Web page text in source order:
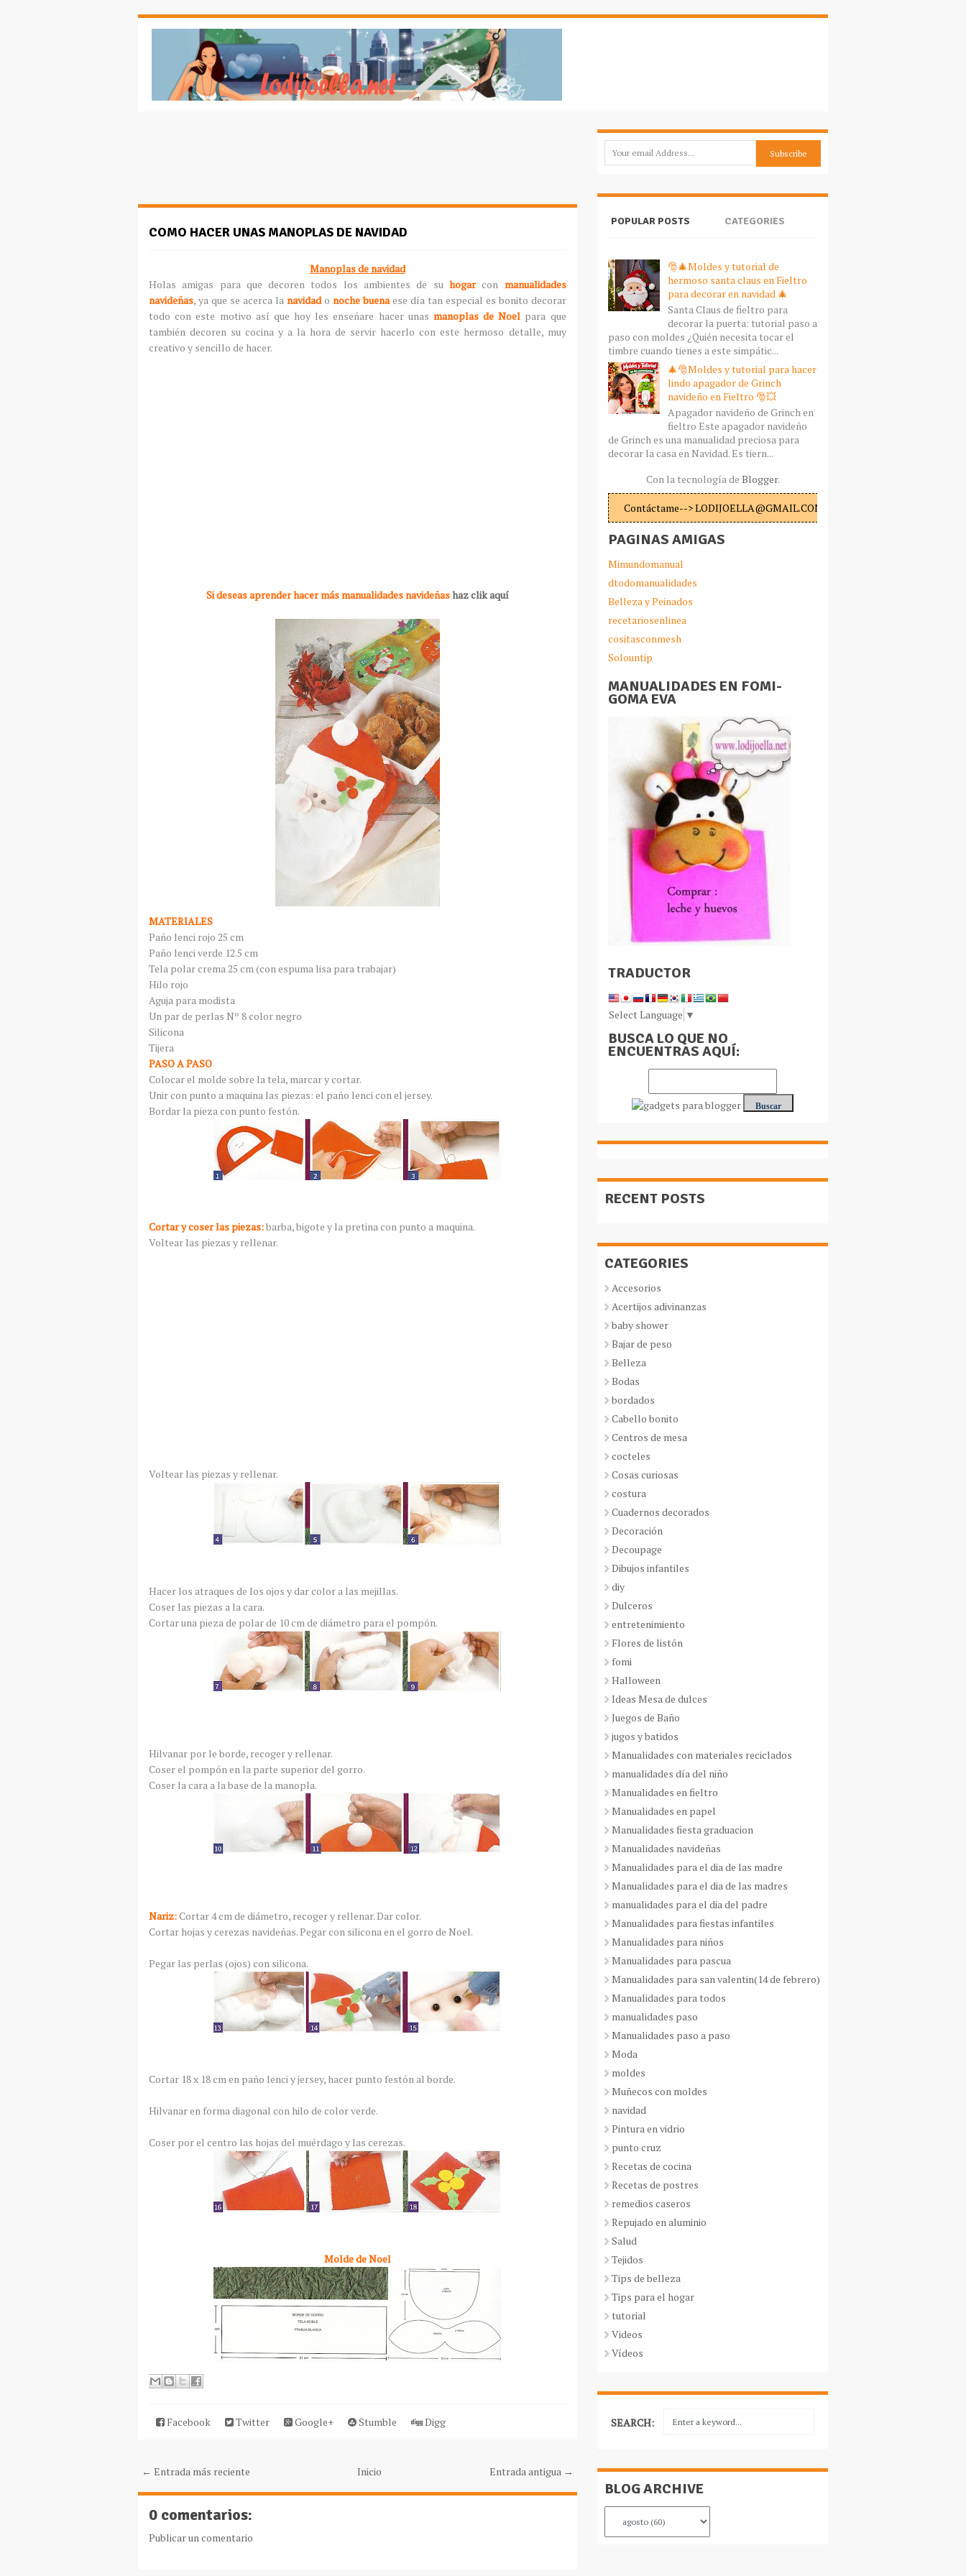
COMO HACER UNAS MANOPLAS DE NAVIDAD
Manoplas de navidad
Holas amigas para que decoren todos los ambientes de su hogarcon manualidades
navideñas, ya que se acerca la navidado noche buenaese día tan especial es bonito decorar
todo con este motivo así que hoy les enseñare hacer unas manoplas de Noel para que
también decoren su cocina y a la hora de servir hacerlo con este hermoso detalle, muy
creativo y sencillo de hacer.
Si deseas aprender hacer más manualidades navideñashaz clik aquí
MATERIALES
Paño lenci rojo 25 cm
Paño lenci verde 12.5 cm
Tela polar crema 25 cm (con espuma lisa para trabajar)
Hilo rojo
Aguja para modista
Un par de perlas Nº 8 color negro
Silicona
Tijera
PASO A PASO
Colocar el molde sobre la tela, marcar y cortar.
Unir con punto a maquina las piezas: el paño lenci con el jersey.
Bordar la pieza con punto festón.
Cortar y coser las piezas:barba, bigote y la pretina con punto a maquina.
Voltear las piezas y rellenar.
Voltear las piezas y rellenar.
Hacer los atraques de los ojos y dar color a las mejillas.
Coser las piezas a la cara.
Cortar una pieza de polar de 10 cm de diámetro para el pompón.
Hilvanar por le borde, recoger y rellenar.
Coser el pompón en la parte superior del gorro.
Coser la cara a la base de la manopla.
Nariz:Cortar 4 cm de diámetro, recoger y rellenar. Dar color.
Cortar hojas y cerezas navideñas. Pegar con silicona en el gorro de Noel.
Pegar las perlas (ojos) con silicona.
Cortar 18 x 18 cm en paño lenci y jersey, hacer punto festón al borde.
Hilvanar en forma diagonal con hilo de color verde.
Coser por el centro las hojas del muérdago y las cerezas.
Molde de Noel
Facebook Twitter Google+ Stumble Digg
← Entrada más reciente Entrada antigua →
Inicio
0 comentarios:
Publicar un comentario
POPULAR POSTS CATEGORIES
🎅🎄Moldes y tutorial de
hermoso santa claus en Fieltro
para decorar en navidad 🎄
Santa Claus de fieltro para
decorar la puerta: tutorial paso a
paso con moldes ¿Quién necesita tocar el
timbre cuando tienes a este simpátic...
🎄🎅Moldes y tutorial para hacer
lindo apagador de Grinch
navideño en Fieltro 🎅💥
Apagador navideño de Grinch en
fieltro Este apagador navideño
de Grinch es una manualidad preciosa para
decorar la casa en Navidad. Es tiern...
Con la tecnología de Blogger.
Contáctame--> LODIJOELLA@GMAIL.COM
PAGINAS AMIGAS
Mimundomanual
dtodomanualidades
Belleza y Peinados
recetariosenlinea
cositasconmesh
Solountip
MANUALIDADES EN FOMI-
GOMA EVA
TRADUCTOR
Select Language ▼
BUSCA LO QUE NO
ENCUENTRAS AQUÍ:
RECENT POSTS
CATEGORIES
Accesorios
Acertijos adivinanzas
baby shower
Bajar de peso
Belleza
Bodas
bordados
Cabello bonito
Centros de mesa
cocteles
Cosas curiosas
costura
Cuadernos decorados
Decoración
Decoupage
Dibujos infantiles
diy
Dulceros
entretenimiento
Flores de listón
fomi
Halloween
Ideas Mesa de dulces
Juegos de Baño
jugos y batidos
Manualidades con materiales reciclados
manualidades día del niño
Manualidades en fieltro
Manualidades en papel
Manualidades fiesta graduacion
Manualidades navideñas
Manualidades para el dia de las madre
Manualidades para el dia de las madres
manualidades para el dia del padre
Manualidades para fiestas infantiles
Manualidades para niños
Manualidades para pascua
Manualidades para san valentin(14 de febrero)
Manualidades para todos
manualidades paso
Manualidades paso a paso
Moda
moldes
Muñecos con moldes
navidad
Pintura en vidrio
punto cruz
Recetas de cocina
Recetas de postres
remedios caseros
Repujado en aluminio
Salud
Tejidos
Tips de belleza
Tips para el hogar
tutorial
Videos
Vídeos
SEARCH:
BLOG ARCHIVE